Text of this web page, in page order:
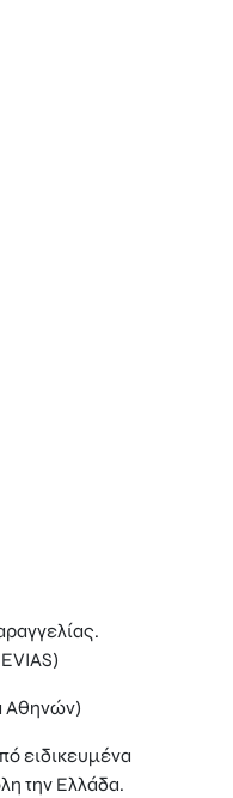
Αθηνών)
ειδικευμένα
την Ελλάδα.